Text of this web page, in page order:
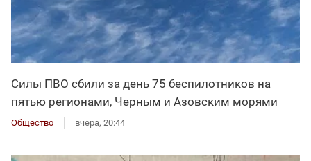
Силы ПВО сбили за день 75 беспилотников на
пятью регионами, Черным и Азовским морями
Общество вчера, 20:44